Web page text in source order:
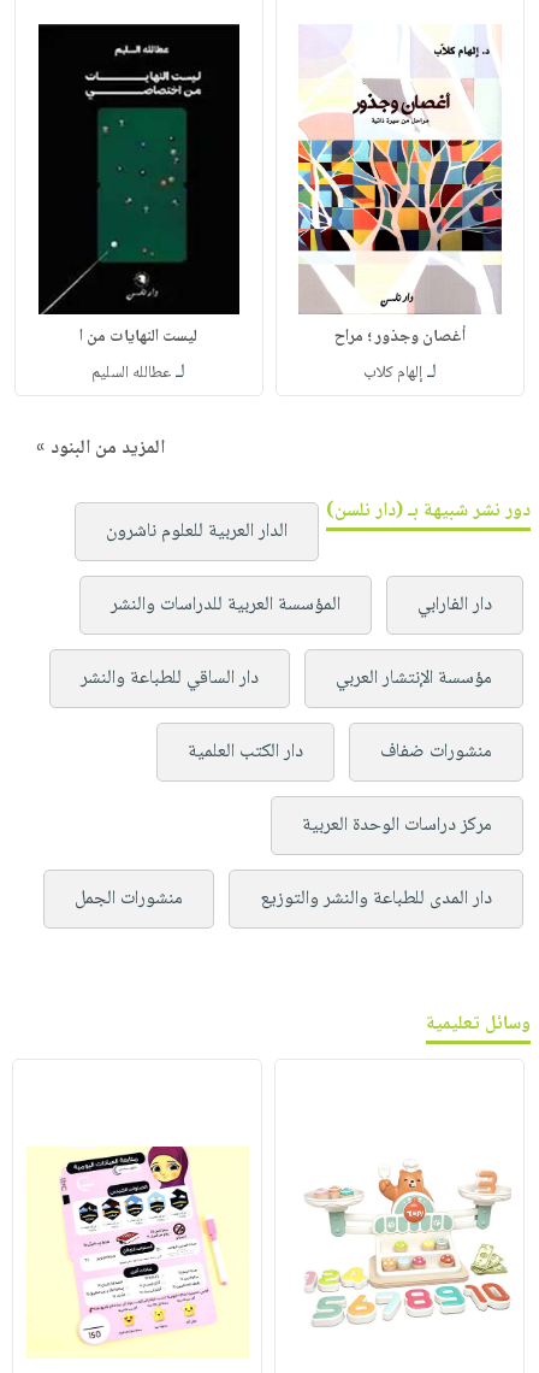
أغصان وجذور ؛ مراح
لـإلهام كلاب
ليست النهايات من ا
لـعطالله السليم
المزيد من البنود »
دور نشر شبيهة بـ (دار نلسن)
الدار العربية للعلوم ناشرون
دار الفارابي المؤسسة العربية للدراسات والنشر
مؤسسة الإنتشار العربي دار الساقي للطباعة والنشر
منشورات ضفاف دار الكتب العلمية
مركز دراسات الوحدة العربية
دار المدى للطباعة والنشر والتوزيع منشورات الجمل
وسائل تعليمية